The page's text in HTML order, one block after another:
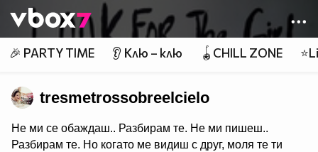
👾
🎉 PARTY TIME 👂 Клю – клю 🪀CHILL ZONE
tresmetrossobreelcielo
Не ми се обаждаш.. Разбирам те. Не ми пишеш..
Разбирам те. Но когато ме видиш с друг, моля те ти